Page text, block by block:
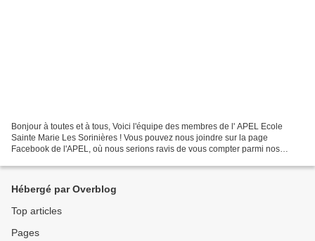
Bonjour à toutes et à tous, Voici l'équipe des membres de l' APEL Ecole
Sainte Marie Les Sorinières ! Vous pouvez nous joindre sur la page
Facebook de l'APEL, où nous serions ravis de vous compter parmi nos
Hébergé par Overblog
Top articles
Pages